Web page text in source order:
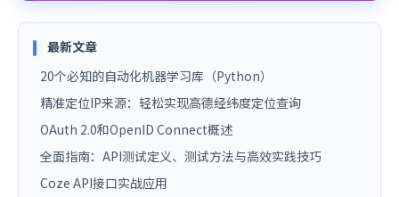
最新文章
20个必知的自动化机器学习库（Python）
精准定位IP来源：轻松实现高德经纬度定位查询
OAuth 2.0和OpenID Connect概述
全面指南：API测试定义、测试方法与高效实践技巧
Coze API接口实战应用